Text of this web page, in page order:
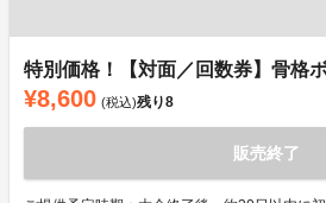
特別価格！【対面／回数券】骨格
¥8,600 (税込)残り8
販売終了